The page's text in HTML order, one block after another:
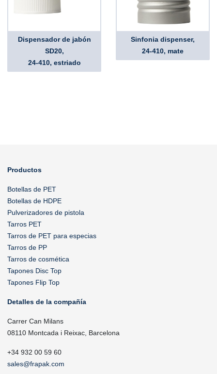
Dispensador de jabón
SD20,
24-410, estriado
Sinfonia dispenser,
24-410, mate
Productos
Botellas de PET
Botellas de HDPE
Pulverizadores de pistola
Tarros PET
Tarros de PET para especias
Tarros de PP
Tarros de cosmética
Tapones Disc Top
Tapones Flip Top
Detalles de la compañía
Carrer Can Milans
08110 Montcada i Reixac, Barcelona
+34 932 00 59 60
sales@frapak.com